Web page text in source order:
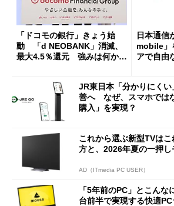
「ドコモの銀行」きょう始
動 「d NEOBANK」消滅、
最大4.5％還元 強みは何か解
日本通信
mobile」
アで自由
JR東日本「分かりにく
善へ なぜ、スマホでは
購入」を実現？
これから選ぶ新型TVは
方と、2026年夏の一押し
AD（ITmedia PC USER）
「5年前のPC」とこんな
台前半で実現する快適PC